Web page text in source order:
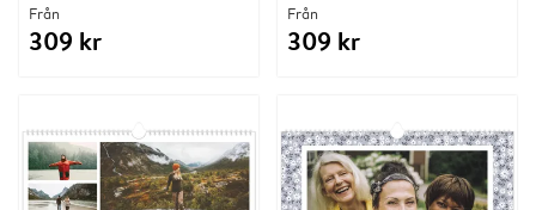
Från
309 kr
Från
309 kr